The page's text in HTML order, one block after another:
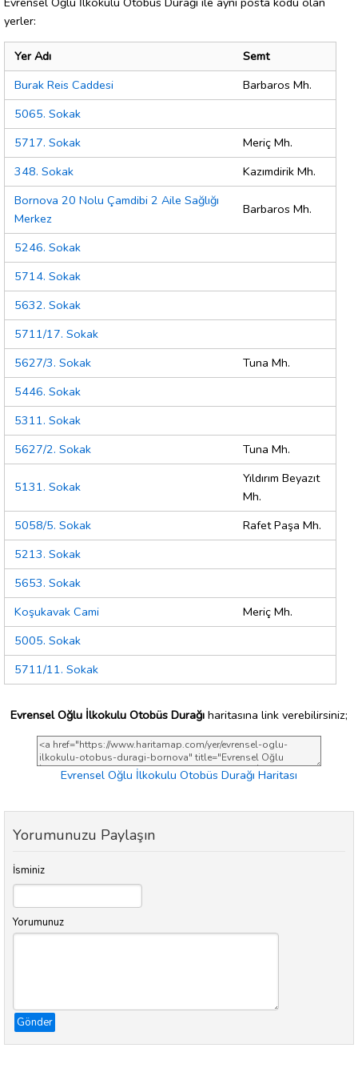
yerler:
Yer Adı
Semt
Burak Reis Caddesi
Barbaros Mh.
5065. Sokak
5717. Sokak
Meriç Mh.
348. Sokak
Kazımdirik Mh.
Bornova 20 Nolu Çamdibi 2 Aile Sağlığı
Merkez
Barbaros Mh.
5246. Sokak
5714. Sokak
5632. Sokak
5711/17. Sokak
5627/3. Sokak
Tuna Mh.
5446. Sokak
5311. Sokak
5627/2. Sokak
Tuna Mh.
5131. Sokak
Yıldırım Beyazıt
Mh.
5058/5. Sokak
Rafet Paşa Mh.
5213. Sokak
5653. Sokak
Koşukavak Cami
Meriç Mh.
5005. Sokak
5711/11. Sokak
Evrensel Oğlu İlkokulu Otobüs Durağı haritasına link verebilirsiniz;
Evrensel Oğlu İlkokulu Otobüs Durağı Haritası
Yorumunuzu Paylaşın
İsminiz
Yorumunuz
Gönder